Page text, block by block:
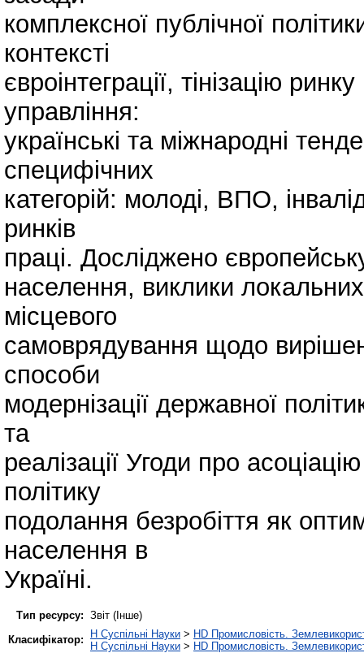
комплексної публічної
контексті
євроінтеграції, тінізацію
управління:
українські та міжнародні
специфічних
категорій: молоді, ВПО,
ринків
праці. Досліджено
населення, виклики локальних
місцевого
самоврядування щодо
способи
модернізації державної
та
реалізації Угоди про
політику
подолання безробіття як
населення в
Україні.
Тип ресурсу: Звіт (Інше)
Класифікатор:
H Суспільні Науки > HD Промисловість.
H Суспільні Науки > HD Промисловість.